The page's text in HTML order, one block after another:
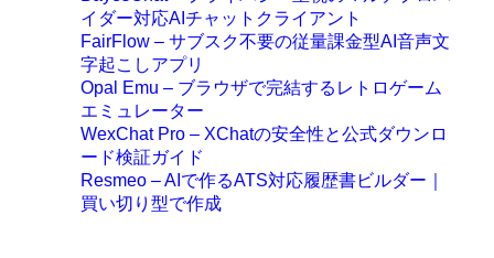
イダー対応AIチャットクライアント
FairFlow – サブスク不要の従量課金型AI音声文
字起こしアプリ
Opal Emu – ブラウザで完結するレトロゲーム
エミュレーター
WexChat Pro – XChatの安全性と公式ダウンロ
ード検証ガイド
Resmeo – AIで作るATS対応履歴書ビルダー｜
買い切り型で作成